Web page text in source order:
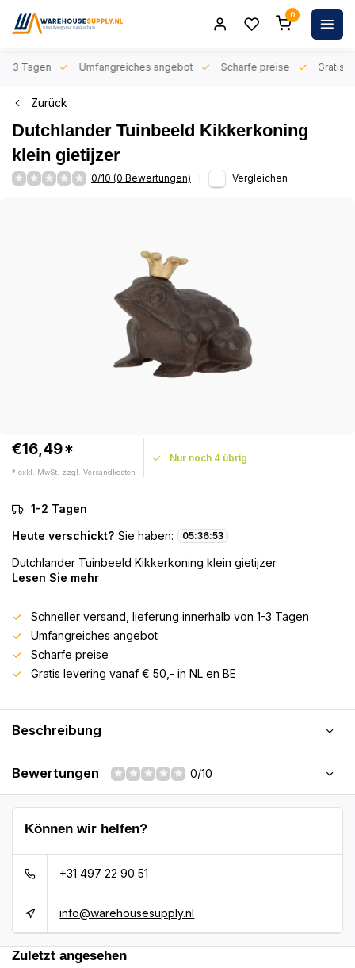
0
3 Tagen Umfangreiches angebot Scharfe preise Gratis
Zurück
Dutchlander Tuinbeeld Kikkerkoning
klein gietijzer
0/10 (0 Bewertungen) Vergleichen
€16,49*
* exkl. MwSt. zzgl. Versandkosten
Nur noch 4 übrig
1-2 Tagen
Heute verschickt? Sie haben: 05:36:53
Dutchlander Tuinbeeld Kikkerkoning klein gietijzer
Lesen Sie mehr
Schneller versand, lieferung innerhalb von 1-3 Tagen
Umfangreiches angebot
Scharfe preise
Gratis levering vanaf € 50,- in NL en BE
Beschreibung
Bewertungen 0/10
Können wir helfen?
+31 497 22 90 51
info@warehousesupply.nl
Zuletzt angesehen